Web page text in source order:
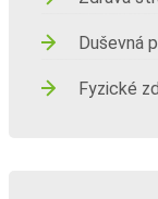
Duševná
Fyzické